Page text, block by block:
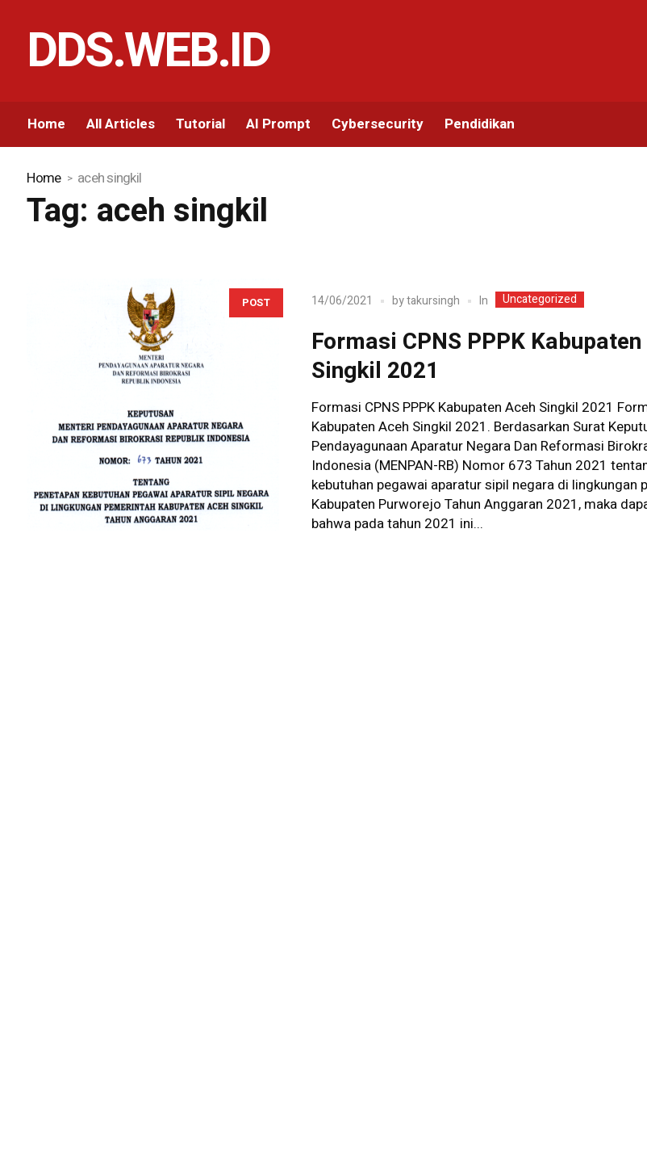
DDS.WEB.ID
Home All Articles Tutorial AI Prompt Cybersecurity Pendidikan
Home aceh singkil
Tag: aceh singkil
POST 14/06/2021 bytakursingh In Uncategorized
Formasi CPNS PPPK
Singkil 2021
Formasi CPNS PPPK Kabupaten Aceh Singkil 2021
Kabupaten Aceh Singkil 2021. Berdasarkan Surat
Pendayagunaan Aparatur Negara Dan Reformasi
Indonesia (MENPAN-RB) Nomor 673 Tahun 2021
kebutuhan pegawai aparatur sipil negara di lingkungan
Kabupaten Purworejo Tahun Anggaran 2021, maka
bahwa pada tahun 2021 ini...